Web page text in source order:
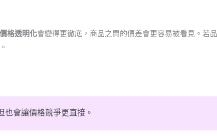
價格透明化會變得更徹底，商品之間的價差會更容易被看見。若
會讓價格競爭更直接。